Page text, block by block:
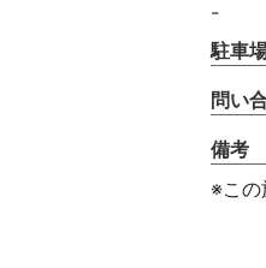
-
駐車
問い
備考
※この